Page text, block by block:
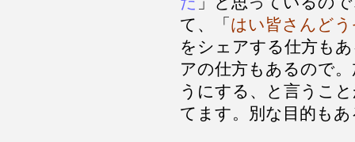
て、「 はい皆さんど
をシェアする仕方も
アの仕方もあるので
うにする、と言うこ
てます。別な目的も